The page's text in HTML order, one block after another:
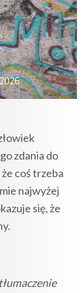
zdania do
coś trzeba
najwyżej
się, że